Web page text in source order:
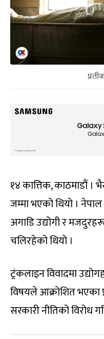
१४ कात्तिक, काठमाडौं ।
जम्मा भएको थियो ।
अगाडि उद्योगी र
चलिरहेको थियो ।
ट्रंकलाइन विवादमा
विषयले आक्रोशित भएका
सरकारी नीतिको विरोध